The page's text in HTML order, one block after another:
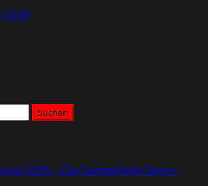
2025 – Die Samtpfoten feiern